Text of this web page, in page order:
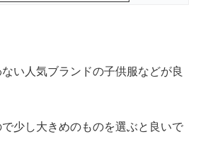
い人気ブランドの子供服などが良
少し大きめのものを選ぶと良いで